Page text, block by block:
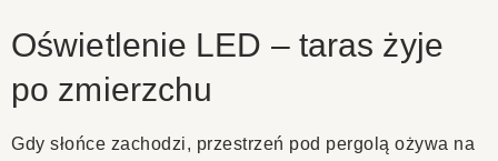
Oświetlenie LED – taras żyje
po zmierzchu
Gdy słońce zachodzi, przestrzeń pod pergolą ożywa na